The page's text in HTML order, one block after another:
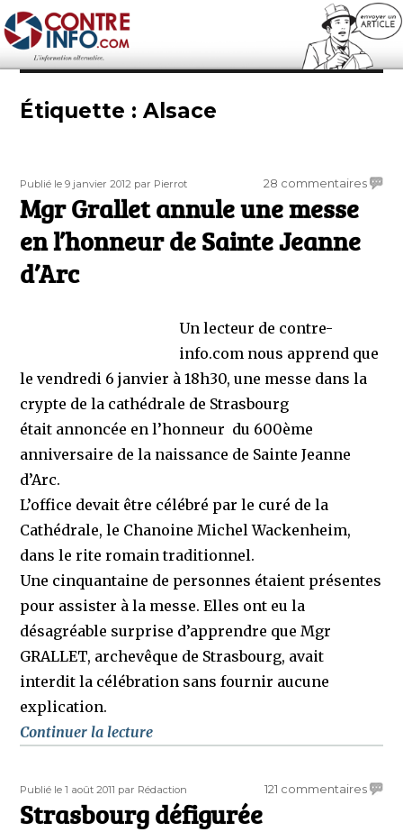
Contre-Info
Étiquette :Alsace
Publié
le
Publié le 9 janvier 2012 Auteur
par Pierrot 28 commentairessur
Sainte
Mgr Grallet annule une messe
en l’honneur de Sainte Jeanne
d’Arc
Un lecteur de contre-
info.com nous apprend que
le vendredi 6 janvier à 18h30, une messe dans la
crypte de la cathédrale de Strasbourg
était annoncée en l’honneur du 600ème
anniversaire de la naissance de Sainte Jeanne
d’Arc.
L’office devait être célébré par le curé de la
Cathédrale, le Chanoine Michel Wackenheim,
dans le rite romain traditionnel.
Une cinquantaine de personnes étaient présentes
pour assister à la messe. Elles ont eu la
désagréable surprise d’apprendre que Mgr
GRALLET, archevêque de Strasbourg, avait
interdit la célébration sans fournir aucune
explication.
Continuer la lecturede « Mgr Grallet annule une messe
Publié
le
Publié le 1 août 2011 Auteur
par Rédaction 121 commentairessur
Strasbourg défigurée